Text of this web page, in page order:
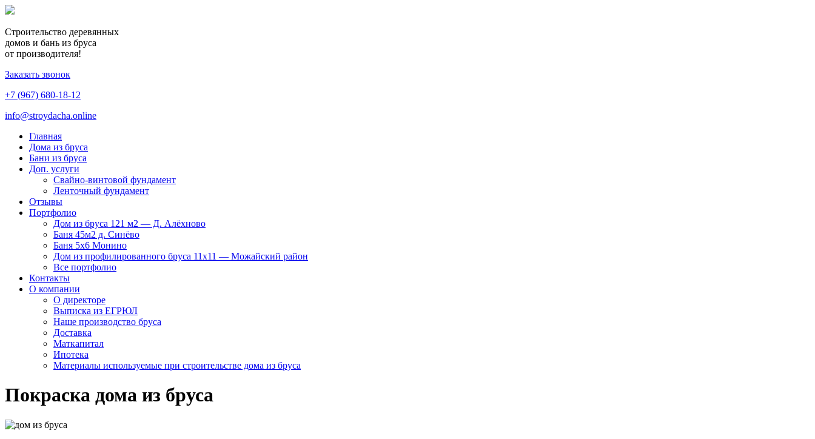
Строительство деревянных
домов и бань из бруса
от производителя!
Заказать звонок
+7 (967) 680-18-12
info@stroydacha.online
Главная
Дома из бруса
Бани из бруса
Доп. услуги
Свайно-винтовой фундамент
Ленточный фундамент
Отзывы
Портфолио
Дом из бруса 121 м2 — Д. Алёхново
Баня 45м2 д. Синёво
Баня 5х6 Монино
Дом из профилированного бруса 11х11 — Можайский район
Все портфолио
Контакты
О компании
О директоре
Выписка из ЕГРЮЛ
Наше производство бруса
Доставка
Маткапитал
Ипотека
Материалы используемые при строительстве дома из бруса
Покраска дома из бруса